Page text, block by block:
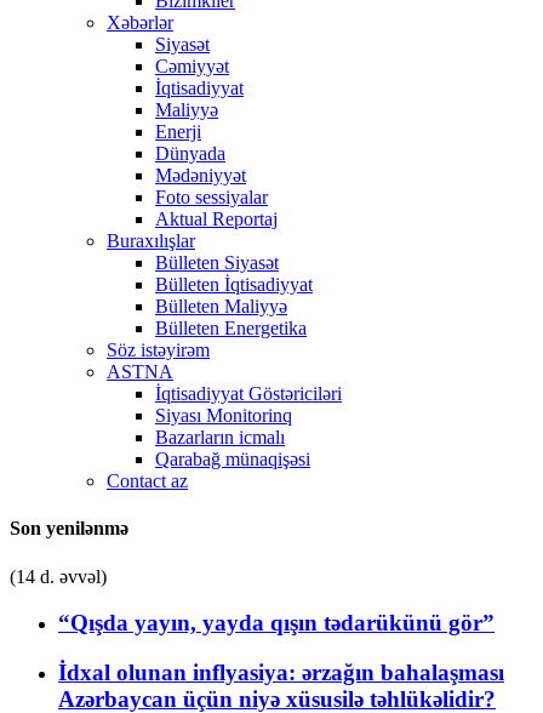
Xəbərlər
Siyasət
Cəmiyyət
İqtisadiyyat
Maliyyə
Enerji
Dünyada
Mədəniyyət
Foto sessiyalar
Aktual Reportaj
Buraxılışlar
Bülleten Siyasət
Bülleten İqtisadiyyat
Bülleten Maliyyə
Bülleten Energetika
Söz istəyirəm
ASTNA
İqtisadiyyat Göstəriciləri
Siyası Monitorinq
Bazarların icmalı
Qarabağ münaqişəsi
Contact az
Son yenilənmə
(14 d. əvvəl)
“Qışda yayın, yayda qışın tədarükünü gör”
İdxal olunan inflyasiya: ərzağın bahalaşması
Azərbaycan üçün niyə xüsusilə təhlükəlidir?